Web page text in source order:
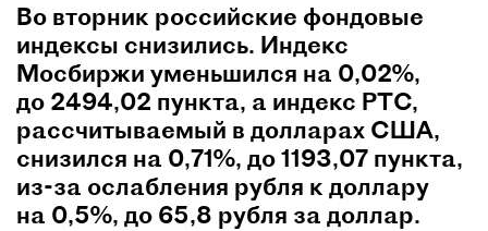
Во вторник российские фондовые
индексы снизились. Индекс
Мосбиржи уменьшился на 0,02%,
до 2494,02 пункта, а индекс РТС,
рассчитываемый в долларах США,
снизился на 0,71%, до 1193,07 пункта,
из-за ослабления рубля к доллару
на 0,5%, до 65,8 рубля за доллар.